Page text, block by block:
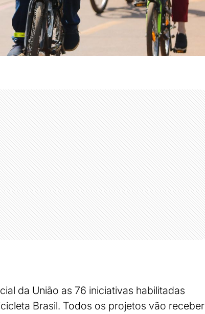
da União as 76 iniciativas habilitadas
Brasil. Todos os projetos vão receber